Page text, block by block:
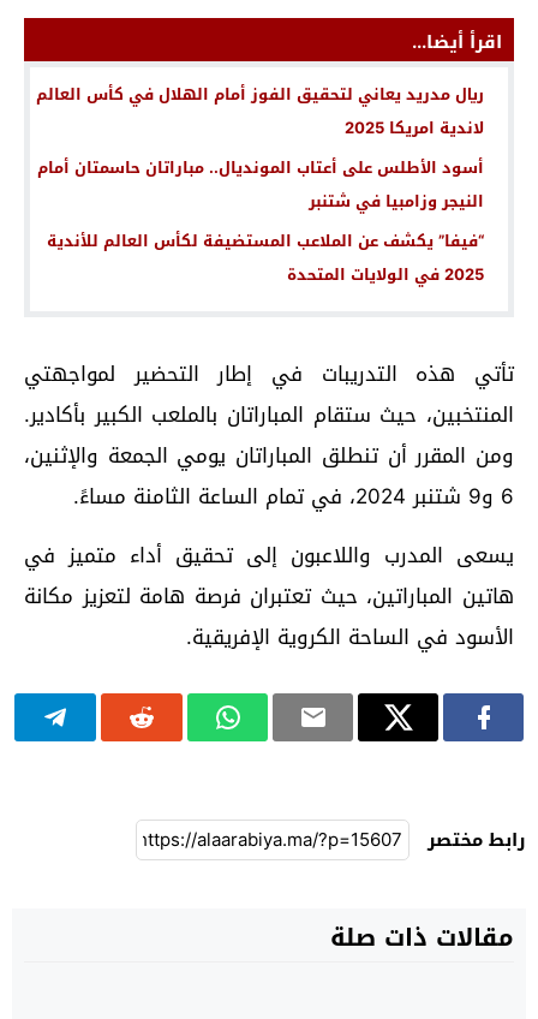
اقرأ أيضا...
ريال مدريد يعاني لتحقيق الفوز أمام الهلال في كأس العالم
لاندية امريكا 2025
أسود الأطلس على أعتاب المونديال.. مباراتان حاسمتان أمام
النيجر وزامبيا في شتنبر
“فيفا” يكشف عن الملاعب المستضيفة لكأس العالم للأندية
2025 في الولايات المتحدة
تأتي هذه التدريبات في إطار التحضير لمواجهتي
المنتخبين، حيث ستقام المباراتان بالملعب الكبير بأكادير.
ومن المقرر أن تنطلق المباراتان يومي الجمعة والإثنين،
6 و9 شتنبر 2024، في تمام الساعة الثامنة مساءً.
يسعى المدرب واللاعبون إلى تحقيق أداء متميز في
هاتين المباراتين، حيث تعتبران فرصة هامة لتعزيز مكانة
الأسود في الساحة الكروية الإفريقية.
رابط مختصر
مقالات ذات صلة